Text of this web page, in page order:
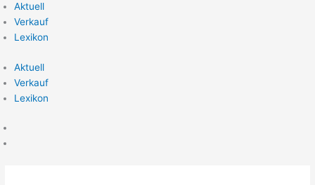
Aktuell
Verkauf
Lexikon
Aktuell
Verkauf
Lexikon